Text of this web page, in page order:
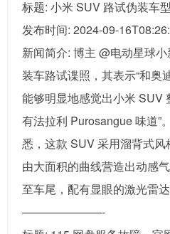
标题: 小米 SUV 路试伪装车
发布时间: 2024-09-
新闻简介: 博主 @电动星球
装车路试谍照，其表示“和奥
能够明显地感觉出小米 SUV
有法拉利 Purosangue 味道”
悉，这款 SUV 采用溜背式
由大面积的曲线营造出动感
至车尾，配有显眼的激光雷达
———————-